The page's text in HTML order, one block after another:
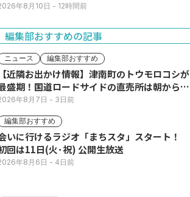
年8月10日 - 12時間前
編集部おすすめの記事
ニュース 編集部おすすめ
【近隣お出かけ情報】津南町のトウモロコシが
盛期！国道ロードサイドの直売所は朝から長
列年8月7日 - 3日前
編集部おすすめ
いに行けるラジオ「まちスタ」スタート！
回は11日(火･祝) 公開生放送
年8月6日 - 4日前